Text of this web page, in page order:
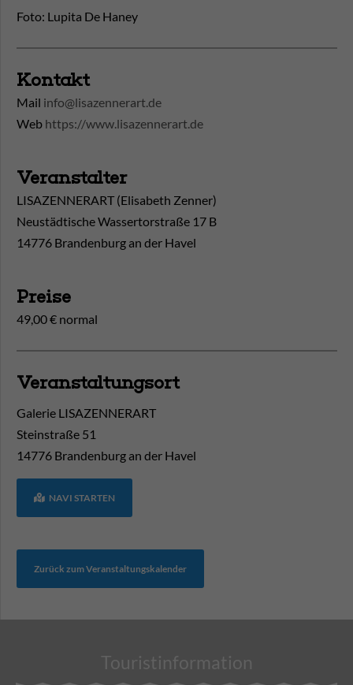
Foto: Lupita De Haney
Kontakt
Mail info@lisazennerart.de
Web https://www.lisazennerart.de
Veranstalter
LISAZENNERART (Elisabeth Zenner)
Neustädtische Wassertorstraße 17 B
14776 Brandenburg an der Havel
Preise
49,00 € normal
Veranstaltungsort
Galerie LISAZENNERART
Steinstraße 51
14776 Brandenburg an der Havel
NAVI STARTEN
Zurück zum Veranstaltungskalender
Touristinformation